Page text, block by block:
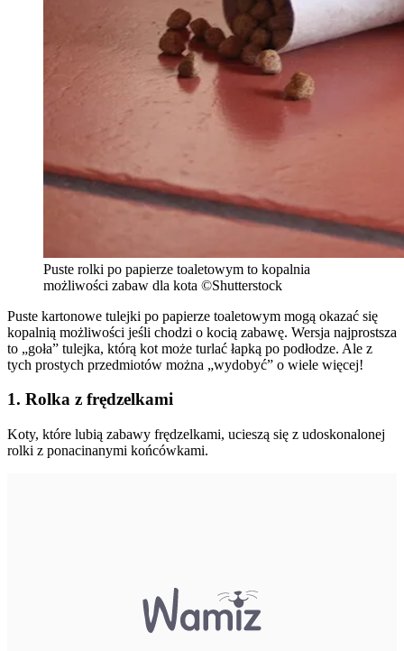
Puste rolki po papierze toaletowym to kopalnia
możliwości zabaw dla kota ©Shutterstock
Puste kartonowe tulejki po papierze toaletowym mogą okazać się
kopalnią możliwości jeśli chodzi o kocią zabawę. Wersja najprostsza
to „goła” tulejka, którą kot może turlać łapką po podłodze. Ale z
tych prostych przedmiotów można „wydobyć” o wiele więcej!
1. Rolka z frędzelkami
Koty, które lubią zabawy frędzelkami, ucieszą się z udoskonalonej
rolki z ponacinanymi końcówkami.